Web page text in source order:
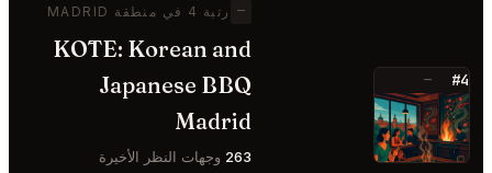
#4
—
⭐
— رتبة 4 في منطقة MADRID
KŌTE: Korean and
Japanese BBQ
Madrid
263 وجهات النظر الأخيرة